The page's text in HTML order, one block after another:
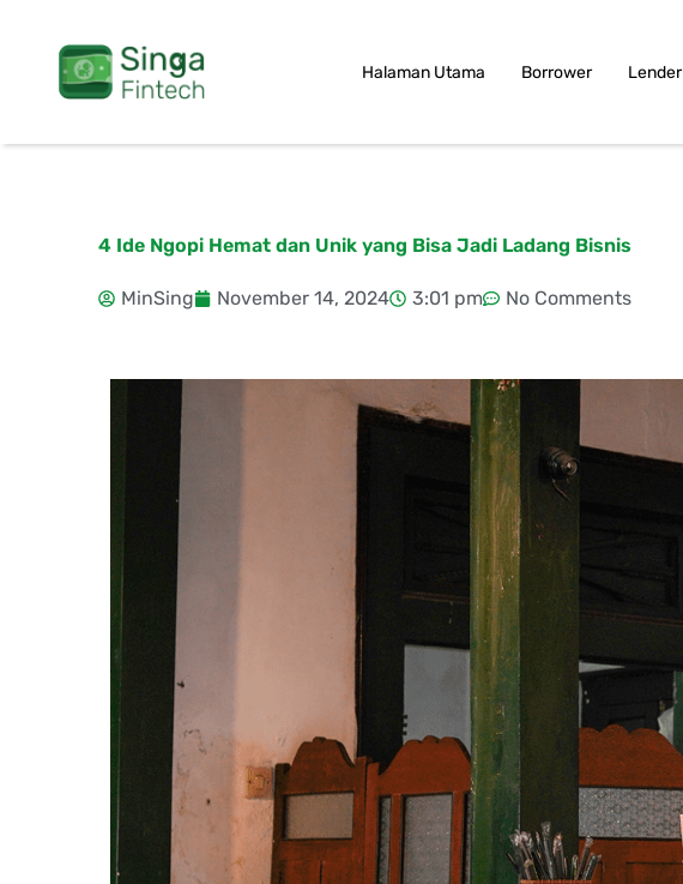
content
Halaman Utama Borrower Lender
4 Ide Ngopi Hemat dan Unik yang Bisa Jadi Ladang Bisnis
MinSing November 14, 2024 3:01 pm No Comments